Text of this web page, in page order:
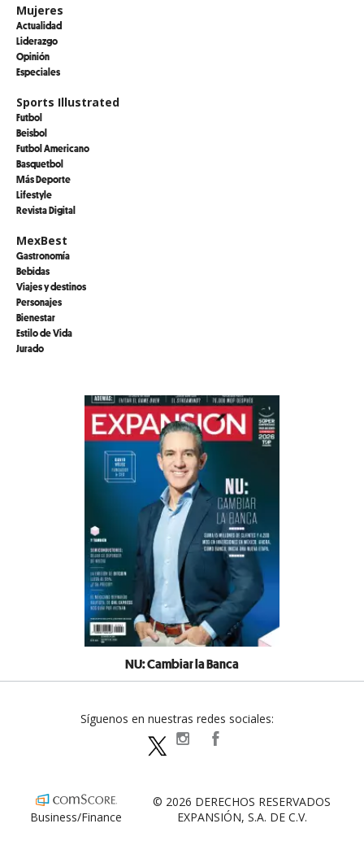
Mujeres
Actualidad
Liderazgo
Opinión
Especiales
Sports Illustrated
Futbol
Beisbol
Futbol Americano
Basquetbol
Más Deporte
Lifestyle
Revista Digital
MexBest
Gastronomía
Bebidas
Viajes y destinos
Personajes
Bienestar
Estilo de Vida
Jurado
NU: Cambiar la Banca
Síguenos en nuestras redes sociales:
expansionpolitica
Business/Finance
© 2026 DERECHOS RESERVADOS
EXPANSIÓN, S.A. DE C.V.